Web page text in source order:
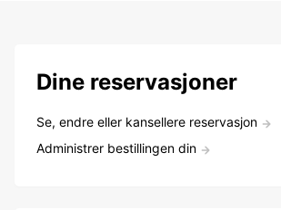
Dine reservasjoner
Se, endre eller kansellere reservasjon
Administrer bestillingen din